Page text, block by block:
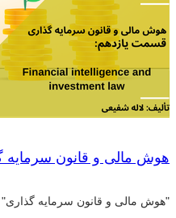
هوش مالی و قانون سرمایه